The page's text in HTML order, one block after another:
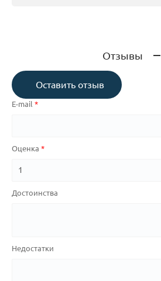
Отзывы
Оставить отзыв
E-mail
Оценка
Достоинства
Недостатки